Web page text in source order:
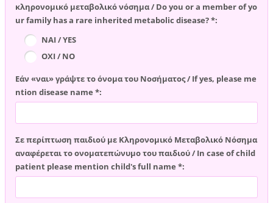
κληρονομικό μεταβολικό νόσημα / Do you or a member of yo
ur family has a rare inherited metabolic disease? *:
ΝΑΙ / YES
ΟΧΙ / NO
Εάν «ναι» γράψτε το όνομα του Νοσήματος / If yes, please me
ntion disease name *:
Σε περίπτωση παιδιού με Κληρονομικό Μεταβολικό Νόσημα
αναφέρεται το ονοματεπώνυμο του παιδιού / In case of child
patient please mention child's full name *: